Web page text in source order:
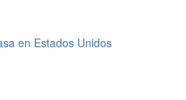
en Estados Unidos